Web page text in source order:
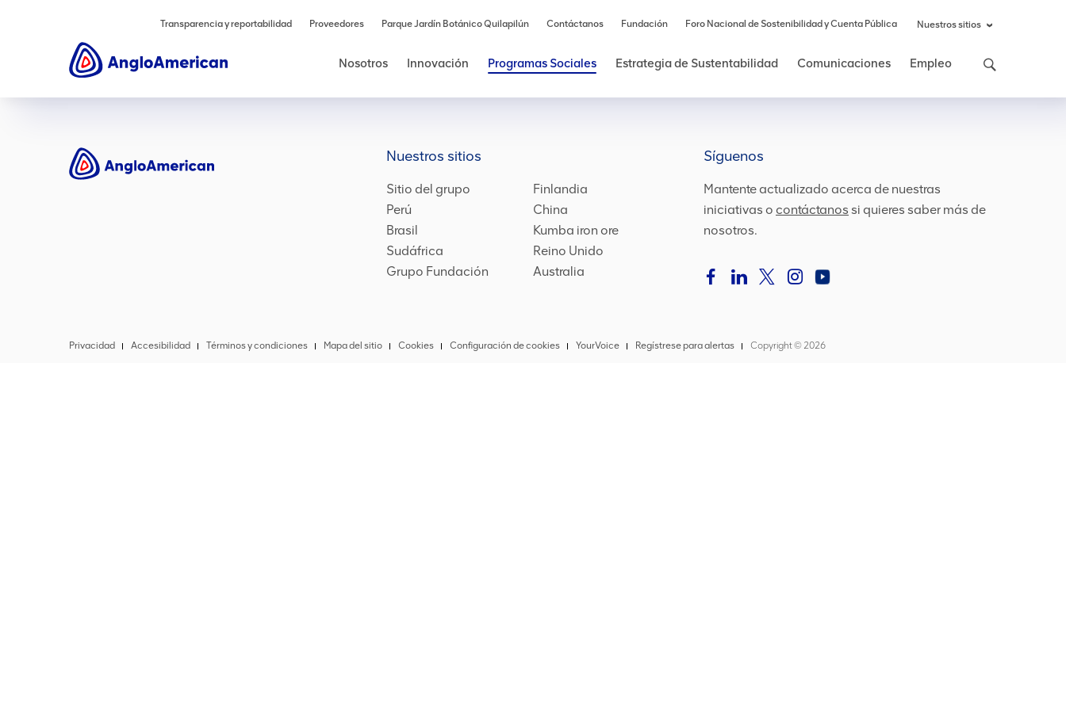
Transparencia y reportabilidad Proveedores Parque Jardín Botánico Quilapilún Contáctanos Fundación Foro Nacional de Sostenibilidad y Cuenta Pública Nuestros sitios
Nosotros Innovación Programas Sociales Estrategia de Sustentabilidad Comunicaciones Empleo
Nuestros sitios
Sitio del grupo
Finlandia
Perú
China
Brasil
Kumba iron ore
Sudáfrica
Reino Unido
Grupo Fundación
Australia
Síguenos
Mantente actualizado acerca de nuestras
iniciativas o contáctanos si quieres saber más de
nosotros.
Privacidad Accesibilidad Términos y condiciones Mapa del sitio Cookies Configuración de cookies YourVoice Regístrese para alertas Copyright © 2026